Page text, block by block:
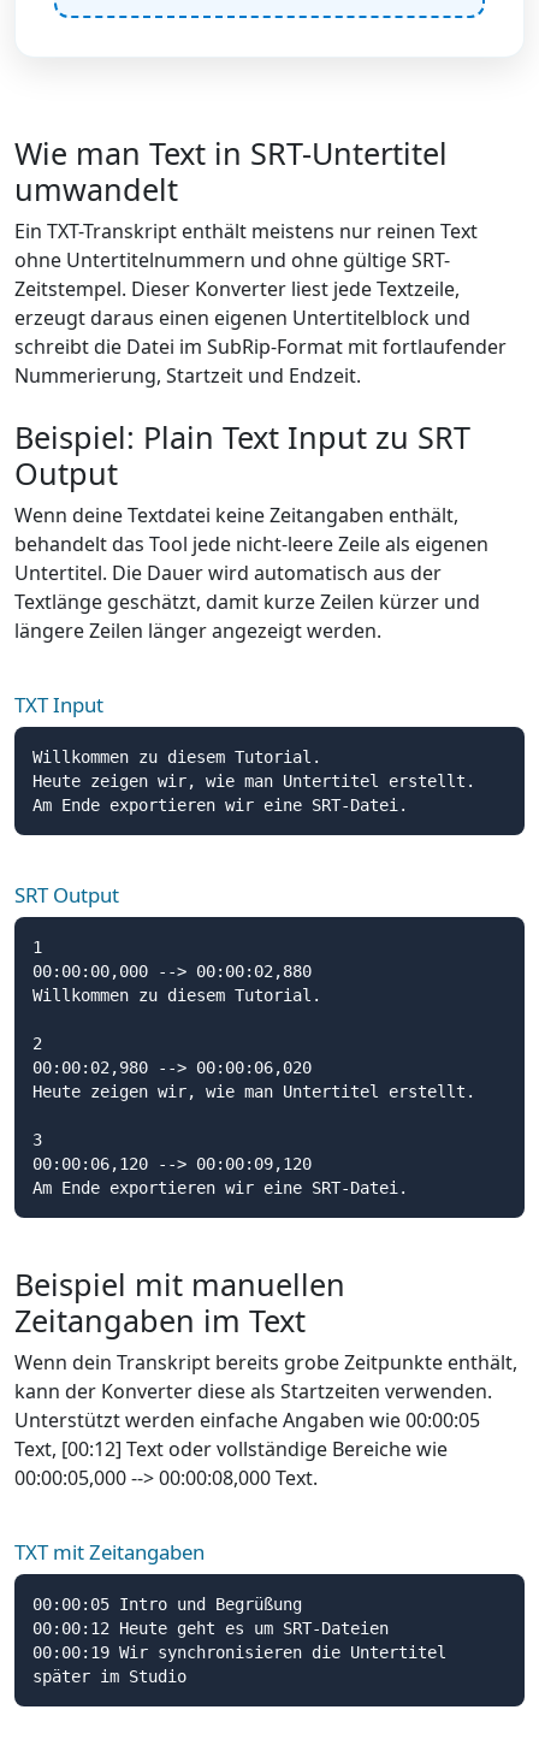
Wie man Text in SRT-Untertitel
umwandelt
Ein TXT-Transkript enthält meistens nur reinen Text
ohne Untertitelnummern und ohne gültige SRT-
Zeitstempel. Dieser Konverter liest jede Textzeile,
erzeugt daraus einen eigenen Untertitelblock und
schreibt die Datei im SubRip-Format mit fortlaufender
Nummerierung, Startzeit und Endzeit.
Beispiel: Plain Text Input zu SRT
Output
Wenn deine Textdatei keine Zeitangaben enthält,
behandelt das Tool jede nicht-leere Zeile als eigenen
Untertitel. Die Dauer wird automatisch aus der
Textlänge geschätzt, damit kurze Zeilen kürzer und
längere Zeilen länger angezeigt werden.
TXT Input
Willkommen zu diesem Tutorial.
Heute zeigen wir, wie man Untertitel erstellt.
Am Ende exportieren wir eine SRT-Datei.
SRT Output
1
00:00:00,000 --> 00:00:02,880
Willkommen zu diesem Tutorial.
2
00:00:02,980 --> 00:00:06,020
Heute zeigen wir, wie man Untertitel erstellt.
3
00:00:06,120 --> 00:00:09,120
Am Ende exportieren wir eine SRT-Datei.
Beispiel mit manuellen
Zeitangaben im Text
Wenn dein Transkript bereits grobe Zeitpunkte enthält,
kann der Konverter diese als Startzeiten verwenden.
Unterstützt werden einfache Angaben wie 00:00:05
Text, [00:12] Text oder vollständige Bereiche wie
00:00:05,000 --> 00:00:08,000 Text.
TXT mit Zeitangaben
00:00:05 Intro und Begrüßung
00:00:12 Heute geht es um SRT-Dateien
00:00:19 Wir synchronisieren die Untertitel
später im Studio